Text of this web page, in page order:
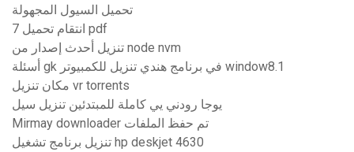
تحميل السيول المجهولة
انتقام تحميل 7 pdf
تنزيل أحدث إصدار من node nvm
أسئلة gk في برنامج هندي تنزيل للكمبيوتر window8.1
مكان تنزيل vr torrents
يوجا رودني يي كاملة للمبتدئين تنزيل سيل
Mirmay downloader تم حفظ الملفات
تنزيل برنامج تشغيل hp deskjet 4630